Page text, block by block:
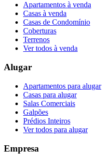
Apartamentos à venda
Casas à venda
Casas de Condomínio
Coberturas
Terrenos
Ver todos à venda
Alugar
Apartamentos para alugar
Casas para alugar
Salas Comerciais
Galpões
Prédios Inteiros
Ver todos para alugar
Empresa